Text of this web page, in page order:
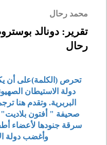
محمد رحال
تقرير: دونالد
رحال
تحرص (الكلمة)على أن
دولة الاستيطان
البربرية. وتقدم هنا
سرقة جنودها لأعضاء
وأغضب دولة